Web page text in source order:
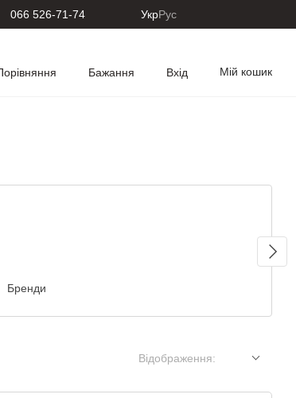
066 526-71-74 УкрРус
Бажання Вхід Мій кошик
Бренди
Відображення: